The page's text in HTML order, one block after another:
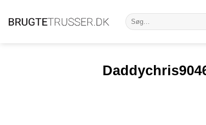
Søg
efter: